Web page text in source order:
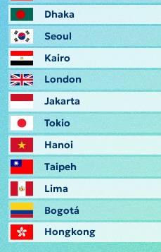
Dhaka
Seoul
Kairo
London
Jakarta
Tokio
Hanoi
Taipeh
Lima
Bogotá
Hongkong